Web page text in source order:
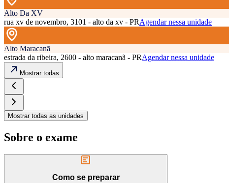
Alto Da XV
rua xv de novembro, 3101 - alto da xv - PRAgendar nessa unidade
Alto Maracanã
estrada da ribeira, 2600 - alto maracanã - PRAgendar nessa unidade
Mostrar todas
Mostrar todas as unidades
Sobre o exame
Como se preparar